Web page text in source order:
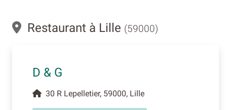
Restaurant à Lille (59000)
D & G
30 R Lepelletier, 59000, Lille